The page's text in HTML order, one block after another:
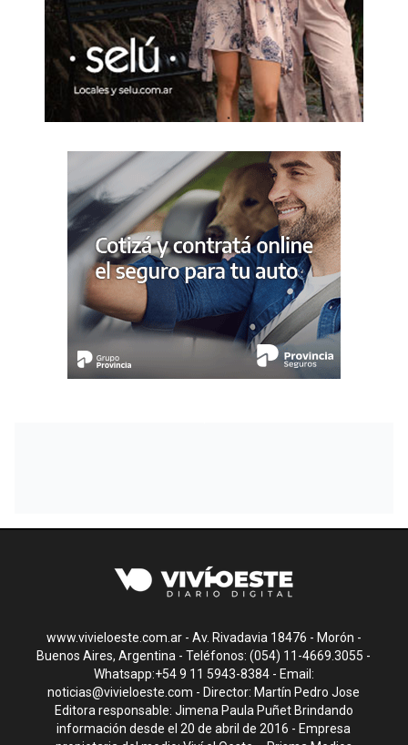
www.vivieloeste.com.ar - Av. Rivadavia 18476 - Morón -
Buenos Aires, Argentina - Teléfonos: (054) 11-4669.3055 -
Whatsapp:+54 9 11 5943-8384 - Email:
noticias@vivieloeste.com - Director: Martín Pedro Jose
Editora responsable: Jimena Paula Puñet Brindando
información desde el 20 de abril de 2016 - Empresa